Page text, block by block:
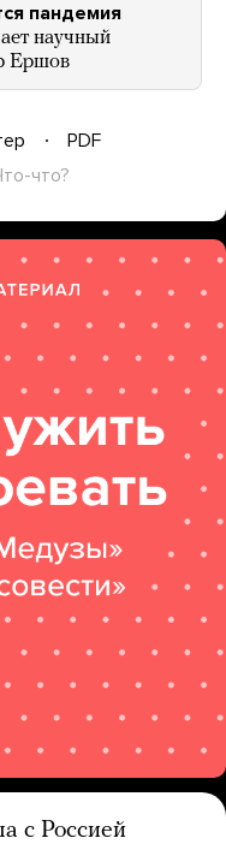
пандемия
научный
Ершов
PDF
что?
с Россией